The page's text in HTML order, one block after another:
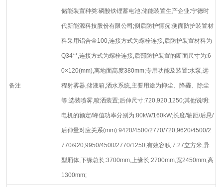
备注
储能装置种类:磷酸铁锂蓄电池;储能装置生产企业:宁德时
代新能源科技股份有限公司;侧后防护情况:侧面防护装置材
料采用铝合金100,连接方式为螺栓连接,后防护装置材料为
Q34**,连接方式为螺栓连接,后部防护装置的断面尺寸为:6
0×120(mm),离地面高度380mm;专用功能及装置:水泵,远
程射雾器,储液箱,洒水系统,主要用途为抑尘、降霾、除尘
等;选装喷雾,喷洒装置;后伸尺寸:720,920,1250;其他说明:
电机的额定/峰值功率分别为:80kW/160kW;长度/轴距/后悬/
后伸量对应关系(mm):9420/4500/2770/720;9620/4500/2
770/920;9950/4500/2770/1250,有效容积:7.27立方米,异
型厢体,下缘总长:3700mm,上缘长:2700mm,宽2450mm,高
1300mm;